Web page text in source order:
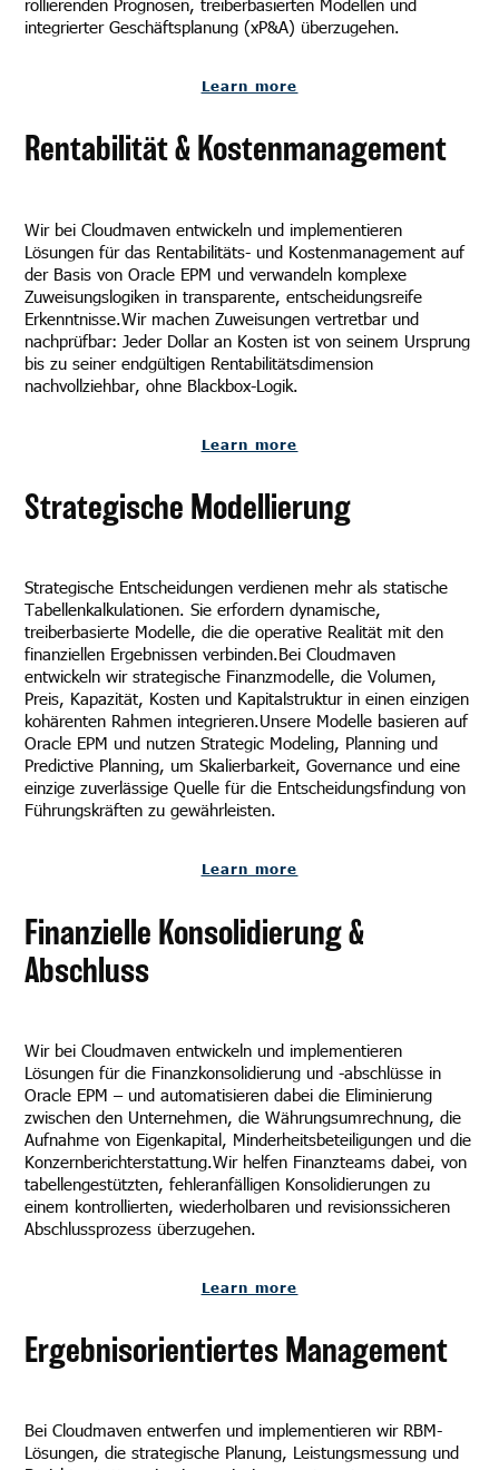
rollierenden Prognosen, treiberbasierten Modellen und
integrierter Geschäftsplanung (xP&A) überzugehen.
Learn more
Rentabilität & Kostenmanagement
Wir bei Cloudmaven entwickeln und implementieren
Lösungen für das Rentabilitäts- und Kostenmanagement auf
der Basis von Oracle EPM und verwandeln komplexe
Zuweisungslogiken in transparente, entscheidungsreife
Erkenntnisse.Wir machen Zuweisungen vertretbar und
nachprüfbar: Jeder Dollar an Kosten ist von seinem Ursprung
bis zu seiner endgültigen Rentabilitätsdimension
nachvollziehbar, ohne Blackbox-Logik.
Learn more
Strategische Modellierung
Strategische Entscheidungen verdienen mehr als statische
Tabellenkalkulationen. Sie erfordern dynamische,
treiberbasierte Modelle, die die operative Realität mit den
finanziellen Ergebnissen verbinden.Bei Cloudmaven
entwickeln wir strategische Finanzmodelle, die Volumen,
Preis, Kapazität, Kosten und Kapitalstruktur in einen einzigen
kohärenten Rahmen integrieren.Unsere Modelle basieren auf
Oracle EPM und nutzen Strategic Modeling, Planning und
Predictive Planning, um Skalierbarkeit, Governance und eine
einzige zuverlässige Quelle für die Entscheidungsfindung von
Führungskräften zu gewährleisten.
Learn more
Finanzielle Konsolidierung &
Abschluss
Wir bei Cloudmaven entwickeln und implementieren
Lösungen für die Finanzkonsolidierung und -abschlüsse in
Oracle EPM – und automatisieren dabei die Eliminierung
zwischen den Unternehmen, die Währungsumrechnung, die
Aufnahme von Eigenkapital, Minderheitsbeteiligungen und die
Konzernberichterstattung.Wir helfen Finanzteams dabei, von
tabellengestützten, fehleranfälligen Konsolidierungen zu
einem kontrollierten, wiederholbaren und revisionssicheren
Abschlussprozess überzugehen.
Learn more
Ergebnisorientiertes Management
Bei Cloudmaven entwerfen und implementieren wir RBM-
Lösungen, die strategische Planung, Leistungsmessung und